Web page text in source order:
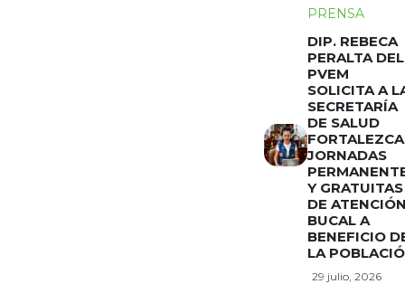
PRENSA
DIP. REBECA
PERALTA DEL
PVEM
SOLICITA A
SECRETARÍA
DE SALUD
FORTALEZCA
JORNADAS
Y GRATUITAS
DE
BUCAL A
BENEFICIO
LA
29 julio, 2026